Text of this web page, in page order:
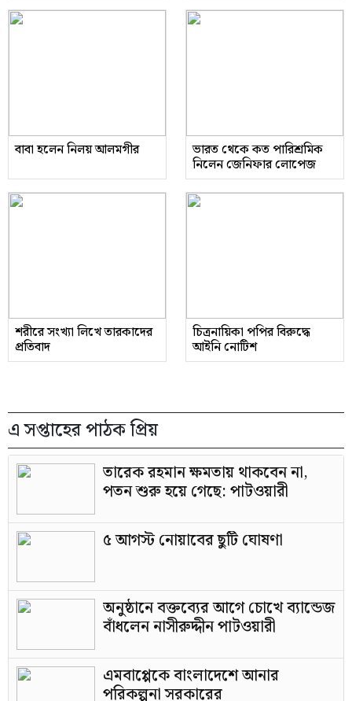
বাবা হলেন নিলয় আলমগীর ভারত থেকে কত পারিশ্রমিক
নিলেন জেনিফার লোপেজ
শরীরে সংখ্যা লিখে তারকাদের
প্রতিবাদ
চিত্রনায়িকা পপির বিরুদ্ধে
আইনি নোটিশ
এ সপ্তাহের পাঠক প্রিয়
তারেক রহমান ক্ষমতায় থাকবেন না,
পতন শুরু হয়ে গেছে: পাটওয়ারী
৫ আগস্ট নোয়াবের ছুটি ঘোষণা
অনুষ্ঠানে বক্তব্যের আগে চোখে ব্যান্ডেজ
বাঁধলেন নাসীরুদ্দীন পাটওয়ারী
এমবাপ্পেকে বাংলাদেশে আনার
পরিকল্পনা সরকারের